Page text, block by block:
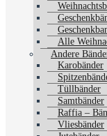
Alle
Andere
Karobänder
Tüllbänder
Samtbänder
Raffia –
Vliesbänder